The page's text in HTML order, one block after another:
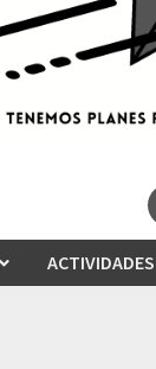
ACTIVIDADES